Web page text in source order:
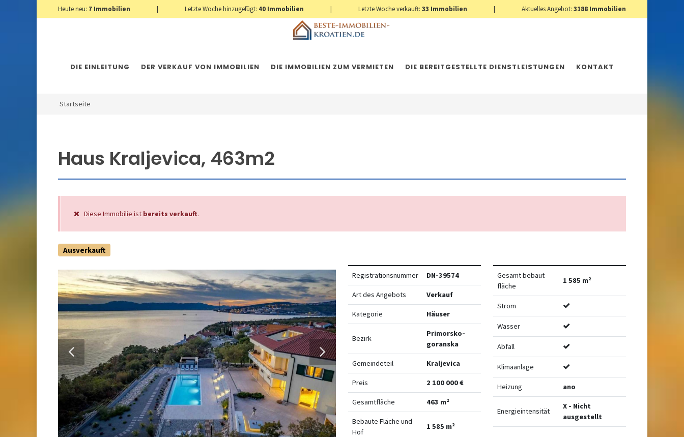
Heute neu: 7 Immobilien | Letzte Woche hinzugefügt: 40 Immobilien | Letzte Woche verkauft: 33 Immobilien | Aktuelles Angebot: 3188 Immobilien
DIE EINLEITUNG DER VERKAUF VON IMMOBILIEN DIE IMMOBILIEN ZUM VERMIETEN DIE BEREITGESTELLTE DIENSTLEISTUNGEN KONTAKT
Startseite
Haus Kraljevica, 463m2
Diese Immobilie ist bereits verkauft.
Ausverkauft
Registrationsnummer DN-39574
Art des Angebots Verkauf
Kategorie Häuser
Bezirk
Primorsko-
goranska
Gemeindeteil Kraljevica
Preis 2 100 000 €
Gesamtfläche 463 m²
Bebaute Fläche und
Hof
1 585 m²
Gesamt bebaut
fläche
1 585 m²
Strom
Wasser
Abfall
Klimaanlage
Heizung ano
Energieintensität
X - Nicht
ausgestellt